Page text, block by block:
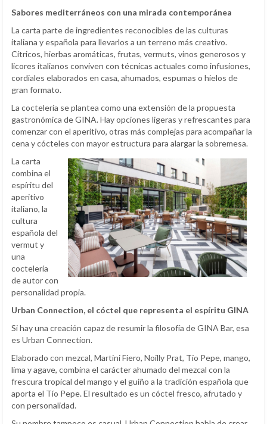
Sabores mediterráneos con una mirada contemporánea
La carta parte de ingredientes reconocibles de las culturas
italiana y española para llevarlos a un terreno más creativo.
Cítricos, hierbas aromáticas, frutas, vermuts, vinos generosos y
licores italianos conviven con técnicas actuales como infusiones,
cordiales elaborados en casa, ahumados, espumas o hielos de
gran formato.
La coctelería se plantea como una extensión de la propuesta
gastronómica de GINA. Hay opciones ligeras y refrescantes para
comenzar con el aperitivo, otras más complejas para acompañar la
cena y cócteles con mayor estructura para alargar la sobremesa.
La carta
combina el
espíritu del
aperitivo
italiano, la
cultura
española del
vermut y
una
coctelería
de autor con
personalidad propia.
Urban Connection, el cóctel que representa el espíritu GINA
Si hay una creación capaz de resumir la filosofía de GINA Bar, esa
es Urban Connection.
Elaborado con mezcal, Martini Fiero, Noilly Prat, Tío Pepe, mango,
lima y agave, combina el carácter ahumado del mezcal con la
frescura tropical del mango y el guiño a la tradición española que
aporta el Tío Pepe. El resultado es un cóctel fresco, afrutado y
con personalidad.